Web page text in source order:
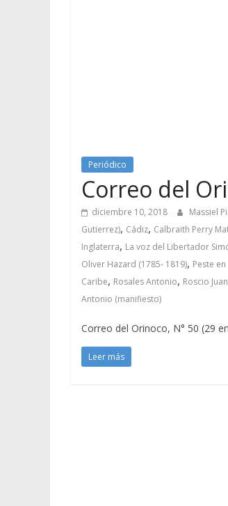
Periódico
Correo del
diciembre 10, 2018 Massiel
Gutierrez), Cádiz, Calbraith Perry
Inglaterra, La voz del Libertador
Oliver Hazard (1785- 1819), Peste en
Caribe, Rosales Antonio, Roscio
Antonio (manifiesto)
Correo del Orinoco, N° 50 (29
Leer más